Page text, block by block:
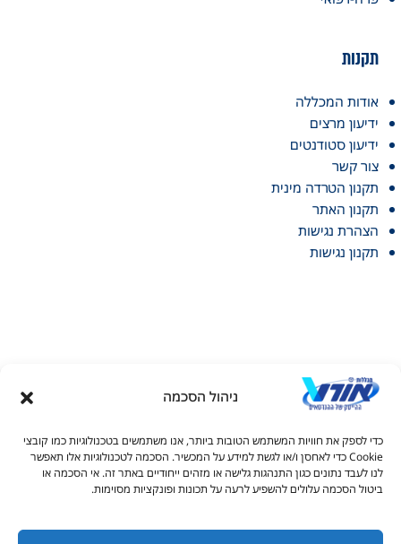
ניהול הסכמה
כדי לספק את חוויות המשתמש הטובות ביותר, אנו משתמשים בטכנולוגיות כמו קובצי
Cookie כדי לאחסן ו/או לגשת למידע על המכשיר. הסכמה לטכנולוגיות אלו תאפשר
לנו לעבד נתונים כגון התנהגות גלישה או מזהים ייחודיים באתר זה. אי הסכמה או
ביטול הסכמה עלולים להשפיע לרעה על תכונות ופונקציות מסוימות.
תקנות
אודות המכללה
ידיעון מרצים
ידיעון סטודנטים
צור קשר
תקנון הטרדה מינית
תקנון האתר
הצהרת נגישות
תקנון נגישות
© כל הזכויות שמורות למכללות אורט 2026
rishum.hermelin@admin.ort.org.il
1700-50-16-16
טקסט
טקסט